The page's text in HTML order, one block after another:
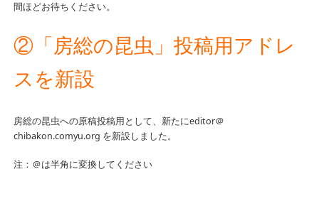
間ほどお待ちください。
②「房総の昆虫」投稿用アドレ
スを新設
房総の昆虫への原稿投稿用として、新たにeditor＠
chibakon.comyu.org を新設しました。
注：＠は半角に変換してください